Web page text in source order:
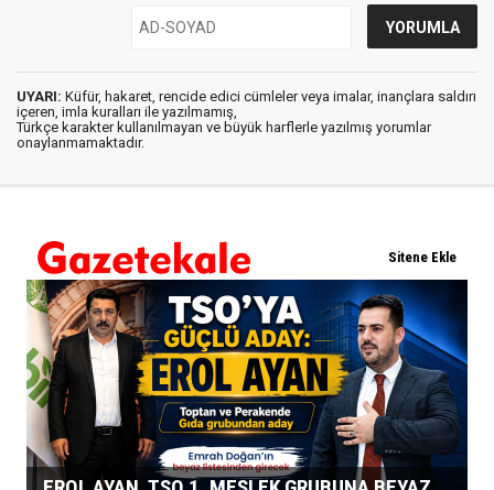
UYARI: Küfür, hakaret, rencide edici cümleler veya imalar, inançlara saldırı
içeren, imla kuralları ile yazılmamış,
Türkçe karakter kullanılmayan ve büyük harflerle yazılmış yorumlar
onaylanmamaktadır.